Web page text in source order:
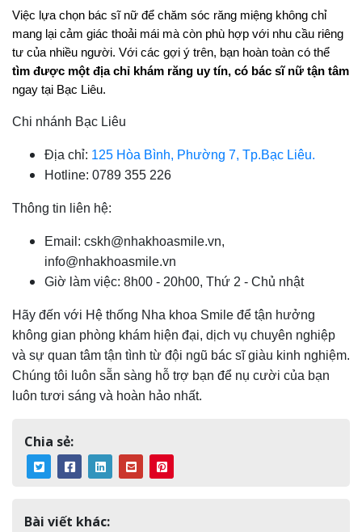
Việc lựa chọn bác sĩ nữ để chăm sóc răng miệng không chỉ
mang lại cảm giác thoải mái mà còn phù hợp với nhu cầu riêng
tìm được một địa chỉ khám răng uy tín, có bác sĩ nữ tận tâm
ngay tại Bạc Liêu.
Chi nhánh Bạc Liêu
Địa chỉ: 125 Hòa Bình, Phường 7, Tp.Bạc Liêu.
Hotline: 0789 355 226
Thông tin liên hệ:
Email: cskh@nhakhoasmile.vn,
info@nhakhoasmile.vn
Giờ làm việc: 8h00 - 20h00, Thứ 2 - Chủ nhật
Hãy đến với Hệ thống Nha khoa Smile để tận hưởng
không gian phòng khám hiện đại, dịch vụ chuyên nghiệp
và sự quan tâm tận tình từ đội ngũ bác sĩ giàu kinh nghiệm.
Chúng tôi luôn sẵn sàng hỗ trợ bạn để nụ cười của bạn
luôn tươi sáng và hoàn hảo nhất.
Chia sẻ:
Bài viết khác: